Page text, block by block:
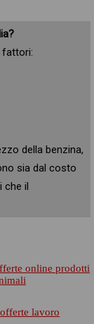
fattori:
della benzina,
sia dal costo
che il
online prodotti
offerte lavoro